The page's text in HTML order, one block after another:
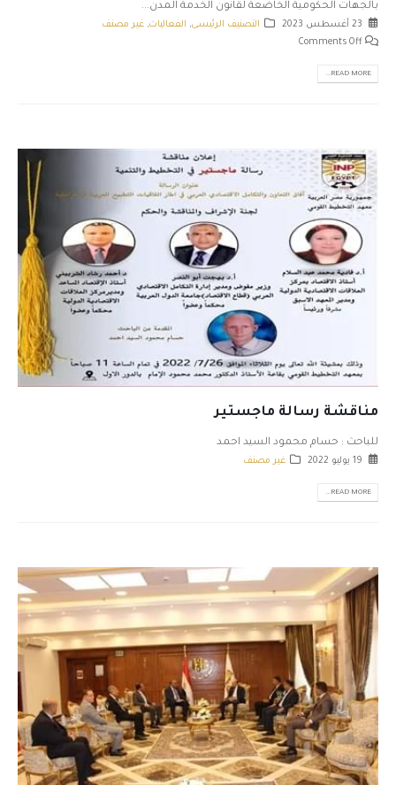
بالجهات الحكومية الخاضعة لقانون الخدمة المدن...
23 أغسطس 2023 التصنيف الرئيسى, الفعاليات,غير مصنف
Comments Off
READ MORE...
مناقشة رسالة ماجستير
للباحث : حسام محمود السيد احمد
19 يوليو 2022 غير مصنف
READ MORE...